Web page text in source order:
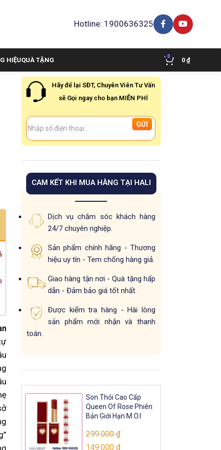
Hotline: 1900636325
HIỆUQUÀ TẶNG 0
0 ₫
Hãy để lại SĐT, Chuyên Viên Tư Vấn
sẽ Gọi ngay cho bạn MIỄN PHÍ
CAM KẾT KHI MUA HÀNG TẠI HALI
Dịch vụ chăm sóc khách hàng
24/7 chuyên nghiệp.
Sản phẩm chính hãng - Thương
hiệu uy tín - Tem chống hàng giả.
Giao hàng tận nơi - Quà tặng hấp
dẫn - Đảm bảo giá tốt nhất.
Được kiểm tra hàng - Hài lòng
sản phẩm mới nhận và thanh
toán.
Son Thỏi Cao Cấp
Queen Of Rose Phiên
Bản Giới Hạn M.O.I
299.000₫
149.000 ₫